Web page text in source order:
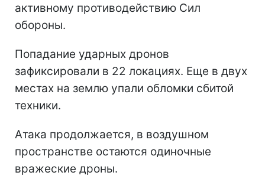
активному противодействию Сил
обороны.
Попадание ударных дронов
зафиксировали в 22 локациях. Еще в двух
местах на землю упали обломки сбитой
техники.
Атака продолжается, в воздушном
пространстве остаются одиночные
вражеские дроны.